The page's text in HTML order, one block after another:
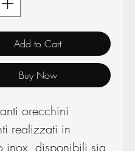
Add to Cart
Buy Now
orecchini
realizzati in
inox, disponibili sia